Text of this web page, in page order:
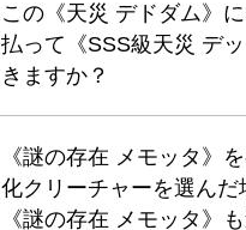
この《天災 デドダム》
払って《SSS級天災 デ
きますか？
《謎の存在 メモッタ》
化クリーチャーを選んだ
《謎の存在 メモッタ》